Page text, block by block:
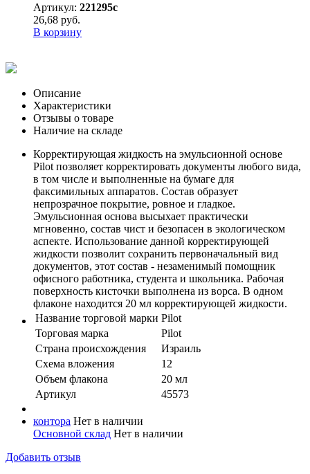
Артикул: 221295с
26,68 руб.
В корзину
Описание
Характеристики
Отзывы о товаре
Наличие на складе
Корректирующая жидкость на эмульсионной основе
Pilot позволяет корректировать документы любого вида,
в том числе и выполненные на бумаге для
факсимильных аппаратов. Состав образует
непрозрачное покрытие, ровное и гладкое.
Эмульсионная основа высыхает практически
мгновенно, состав чист и безопасен в экологическом
аспекте. Использование данной корректирующей
жидкости позволит сохранить первоначальный вид
документов, этот состав - незаменимый помощник
офисного работника, студента и школьника. Рабочая
поверхность кисточки выполнена из ворса. В одном
флаконе находится 20 мл корректирующей жидкости.
Название торговой марки Pilot
Торговая марка
Pilot
Страна происхождения
Израиль
Схема вложения
12
Объем флакона
20 мл
Артикул
45573
контора Нет в наличии
Основной склад Нет в наличии
Добавить отзыв